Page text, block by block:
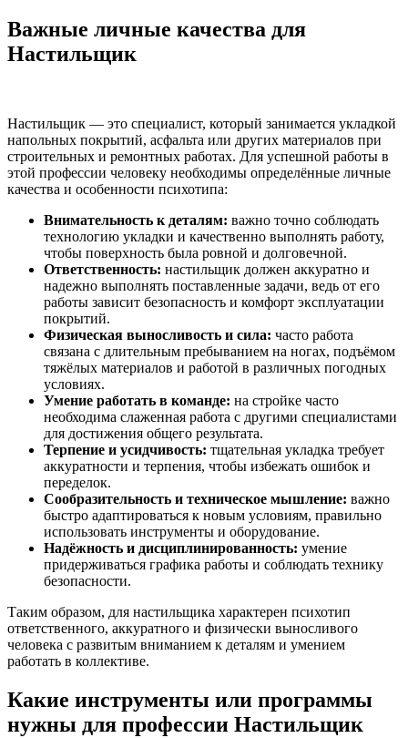
Важные личные качества для
Настильщик
Настильщик — это специалист, который занимается укладкой
напольных покрытий, асфальта или других материалов при
строительных и ремонтных работах. Для успешной работы в
этой профессии человеку необходимы определённые личные
качества и особенности психотипа:
Внимательность к деталям: важно точно соблюдать
технологию укладки и качественно выполнять работу,
чтобы поверхность была ровной и долговечной.
Ответственность: настильщик должен аккуратно и
надежно выполнять поставленные задачи, ведь от его
работы зависит безопасность и комфорт эксплуатации
покрытий.
Физическая выносливость и сила: часто работа
связана с длительным пребыванием на ногах, подъёмом
тяжёлых материалов и работой в различных погодных
условиях.
Умение работать в команде: на стройке часто
необходима слаженная работа с другими специалистами
для достижения общего результата.
Терпение и усидчивость: тщательная укладка требует
аккуратности и терпения, чтобы избежать ошибок и
переделок.
Сообразительность и техническое мышление: важно
быстро адаптироваться к новым условиям, правильно
использовать инструменты и оборудование.
Надёжность и дисциплинированность: умение
придерживаться графика работы и соблюдать технику
безопасности.
Таким образом, для настильщика характерен психотип
ответственного, аккуратного и физически выносливого
человека с развитым вниманием к деталям и умением
работать в коллективе.
Какие инструменты или программы
нужны для профессии Настильщик